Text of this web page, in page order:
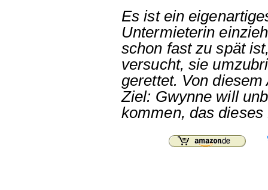
Es ist ein
Untermieterin
schon fast zu spät
versucht, sie
gerettet. Von
Ziel: Gwynne will
kommen, das